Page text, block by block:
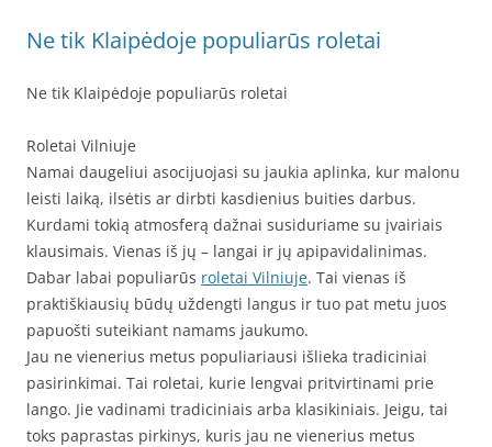
Ne tik Klaipėdoje populiarūs roletai
Ne tik Klaipėdoje populiarūs roletai
Roletai Vilniuje
Namai daugeliui asocijuojasi su jaukia aplinka, kur malonu
leisti laiką, ilsėtis ar dirbti kasdienius buities darbus.
Kurdami tokią atmosferą dažnai susiduriame su įvairiais
klausimais. Vienas iš jų – langai ir jų apipavidalinimas.
Dabar labai populiarūs roletai Vilniuje. Tai vienas iš
praktiškiausių būdų uždengti langus ir tuo pat metu juos
papuošti suteikiant namams jaukumo.
Jau ne vienerius metus populiariausi išlieka tradiciniai
pasirinkimai. Tai roletai, kurie lengvai pritvirtinami prie
lango. Jie vadinami tradiciniais arba klasikiniais. Jeigu, tai
toks paprastas pirkinys, kuris jau ne vienerius metus